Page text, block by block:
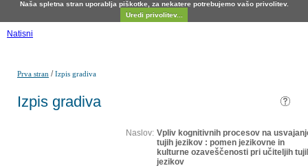
Naša spletna stran uporablja piškotke, za nekatere potrebujemo vašo privolitev.
Uredi privolitev...
Natisni
Prva stran /Izpis gradiva
Izpis gradiva
Naslov: Vpliv kognitivnih procesov na
tujih jezikov : pomen jezikovne in
kulturne ozaveščenosti pri učiteljih
jezikov